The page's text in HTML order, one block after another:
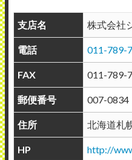
支店名 株式会社
電話 011-789-
FAX 011-789-
郵便番号 007-0834
住所 北海道札
HP http://